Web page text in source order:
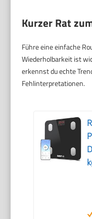
Kurzer Rat
Führe eine einfache
Wiederholbarkeit ist
erkennst du echte
Fehlinterpretationen.